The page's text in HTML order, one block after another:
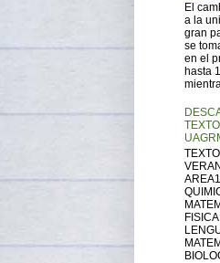
El
a la
gran
se
en el
hasta